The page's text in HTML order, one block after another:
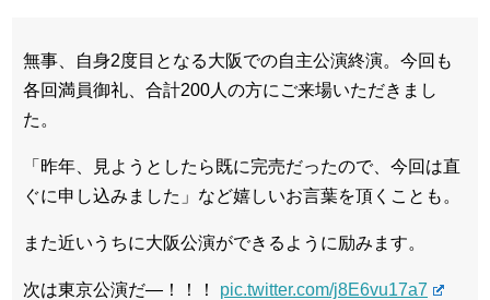
無事、自身2度目となる大阪での自主公演終演。 今回も
各回満員御礼、合計200人の方にご来場いただきまし
た。
「昨年、見ようとしたら既に完売だったので、今回は直
ぐに申し込みました」など嬉しいお言葉を頂くことも。
また近いうちに大阪公演ができるように励みます。
次は東京公演だ―！！！ pic.twitter.com/j8E6vu17a7